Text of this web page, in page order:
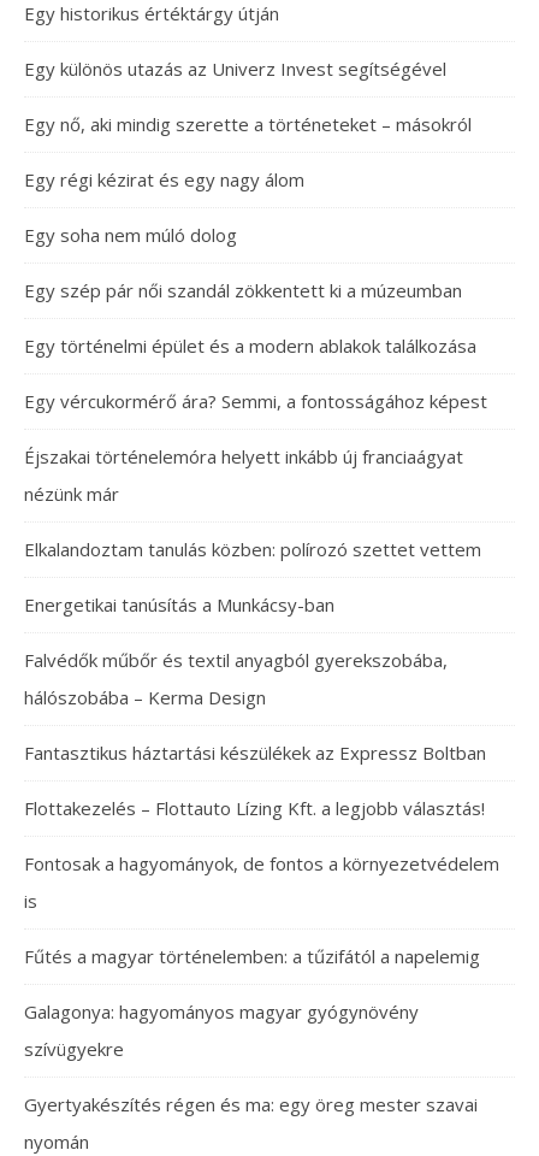
Egy historikus értéktárgy útján
Egy különös utazás az Univerz Invest segítségével
Egy nő, aki mindig szerette a történeteket – másokról
Egy régi kézirat és egy nagy álom
Egy soha nem múló dolog
Egy szép pár női szandál zökkentett ki a múzeumban
Egy történelmi épület és a modern ablakok találkozása
Egy vércukormérő ára? Semmi, a fontosságához képest
Éjszakai történelemóra helyett inkább új franciaágyat
nézünk már
Elkalandoztam tanulás közben: polírozó szettet vettem
Energetikai tanúsítás a Munkácsy-ban
Falvédők műbőr és textil anyagból gyerekszobába,
hálószobába – Kerma Design
Fantasztikus háztartási készülékek az Expressz Boltban
Flottakezelés – Flottauto Lízing Kft. a legjobb választás!
Fontosak a hagyományok, de fontos a környezetvédelem
is
Fűtés a magyar történelemben: a tűzifától a napelemig
Galagonya: hagyományos magyar gyógynövény
szívügyekre
Gyertyakészítés régen és ma: egy öreg mester szavai
nyomán